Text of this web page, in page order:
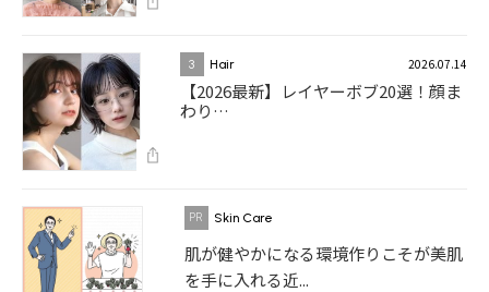
3 Hair 2026.07.14
【2026最新】レイヤーボブ20選！顔ま
わり…
Skin Care
肌が健やかになる環境作りこそが美肌
を手に入れる近...